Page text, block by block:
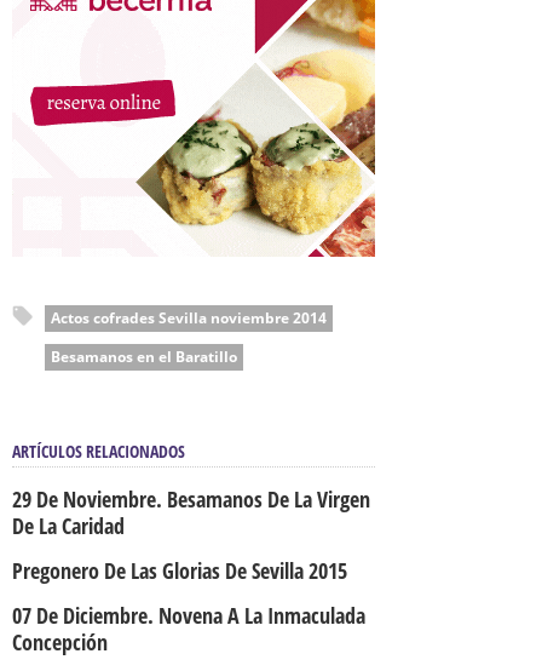
Actos cofrades Sevilla noviembre 2014
Besamanos en el Baratillo
ARTÍCULOS RELACIONADOS
29 De Noviembre. Besamanos De La Virgen
De La Caridad
Pregonero De Las Glorias De Sevilla 2015
07 De Diciembre. Novena A La Inmaculada
Concepción